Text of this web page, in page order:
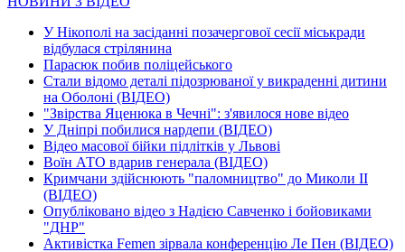
У Нікополі на засіданні позачергової сесії міськради
відбулася стрілянина
Парасюк побив поліцейського
Стали відомо деталі підозрюваної у викраденні дитини
на Оболоні (ВІДЕО)
"Звірства Яценюка в Чечні": з'явилося нове відео
У Дніпрі побилися нардепи (ВІДЕО)
Відео масової бійки підлітків у Львові
Воїн АТО вдарив генерала (ВІДЕО)
Кримчани здійснюють "паломництво" до Миколи ІІ
(ВІДЕО)
Опубліковано відео з Надією Савченко і бойовиками
"ДНР"
Активістка Femen зірвала конференцію Ле Пен (ВІДЕО)